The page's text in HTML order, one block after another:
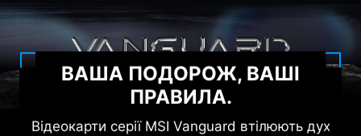
ВАША ПОДОРОЖ, ВАШІ
ПРАВИЛА.
Відеокарти серії MSI Vanguard втілюють дух